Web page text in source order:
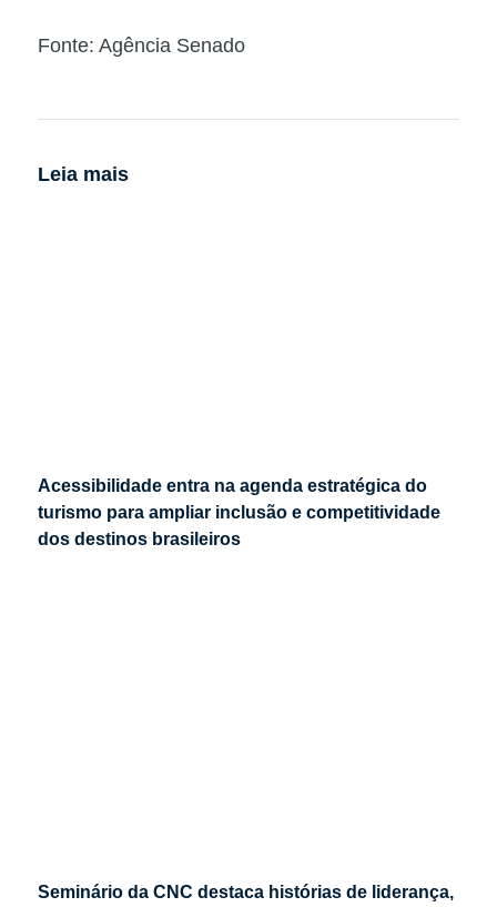
Fonte: Agência Senado
Leia mais
Acessibilidade entra na agenda estratégica do
turismo para ampliar inclusão e competitividade
dos destinos brasileiros
Seminário da CNC destaca histórias de liderança,